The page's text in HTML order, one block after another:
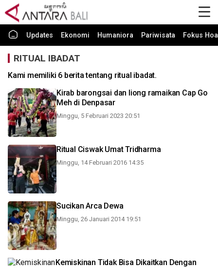
Updates Ekonomi Humaniora Pariwisata Fokus
RITUAL IBADAT
Kami memiliki 6 berita tentang ritual ibadat.
Kirab barongsai dan liong ramaikan Cap Go
Meh di Denpasar
Minggu, 5 Februari 2023 20:51
Ritual Ciswak Umat Tridharma
Minggu, 14 Februari 2016 14:35
Sucikan Arca Dewa
Minggu, 26 Januari 2014 19:51
Kemiskinan Tidak Bisa Dikaitkan Dengan